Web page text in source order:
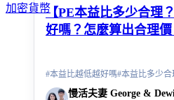
加密貨幣【PE本益比多少合理
好嗎？怎麼算出合理價
#本益比越低越好嗎#本益比多少合
慢活夫妻 George & Dewi